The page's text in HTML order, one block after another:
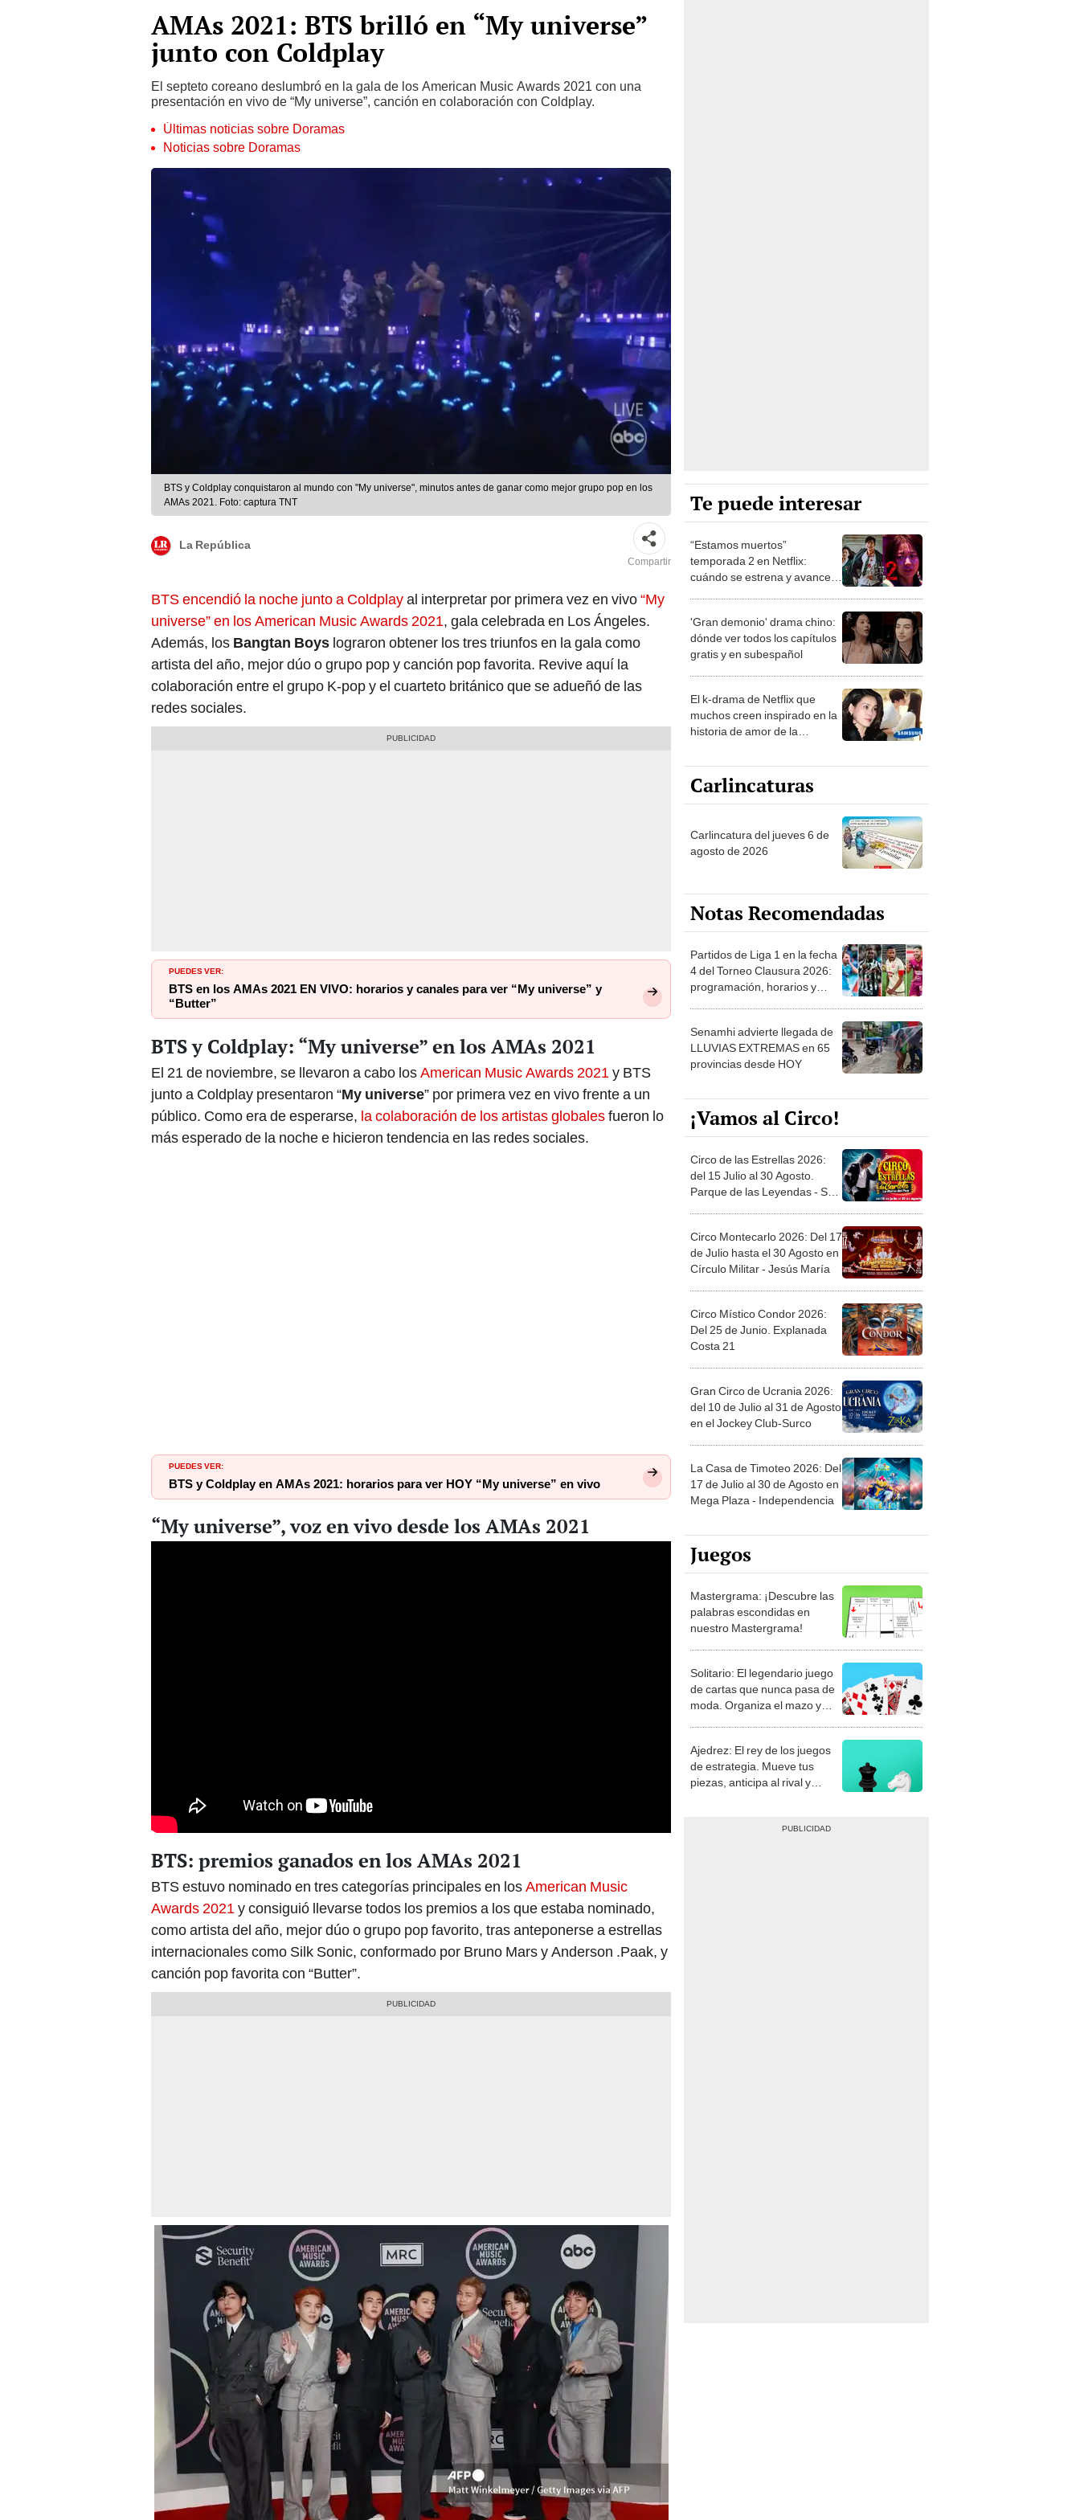
AMAs 2021: BTS brilló en “My universe”
junto con Coldplay
El septeto coreano deslumbró en la gala de los American Music Awards 2021 con una
presentación en vivo de “My universe”, canción en colaboración con Coldplay.
Últimas noticias sobre Doramas
Noticias sobre Doramas
BTS y Coldplay conquistaron al mundo con "My universe", minutos antes de ganar como mejor grupo pop en los
AMAs 2021. Foto: captura TNT
La República
Compartir
BTS encendió la noche junto a Coldplayal interpretar por primera vez en vivo“My
universe” en los American Music Awards 2021, gala celebrada en Los Ángeles.
Además, los Bangtan Boys lograron obtener los tres triunfos en la gala como
artista del año, mejor dúo o grupo pop y canción pop favorita. Revive aquí la
colaboración entre el grupo K-pop y el cuarteto británico que se adueñó de las
redes sociales.
PUEDES VER:
BTS en los AMAs 2021 EN VIVO: horarios y canales para ver “My universe” y
“Butter”
BTS y Coldplay: “My universe” en los AMAs 2021
El 21 de noviembre, se llevaron a cabo losAmerican Music Awards 2021y BTS
junto a Coldplay presentaron “My universe” por primera vez en vivo frente a un
público. Como era de esperarse, la colaboración de los artistas globalesfueron lo
más esperado de la noche e hicieron tendencia en las redes sociales.
PUEDES VER:
BTS y Coldplay en AMAs 2021: horarios para ver HOY “My universe” en vivo
“My universe”, voz en vivo desde los AMAs 2021
BTS: premios ganados en los AMAs 2021
BTS estuvo nominado en tres categorías principales en losAmerican Music
Awards 2021 y consiguió llevarse todos los premios a los que estaba nominado,
como artista del año, mejor dúo o grupo pop favorito, tras anteponerse a estrellas
internacionales como Silk Sonic, conformado por Bruno Mars y Anderson .Paak, y
canción pop favorita con “Butter”.
Te puede interesar
“Estamos muertos”
temporada 2 en Netflix:
cuándo se estrena y avances
'Gran demonio' drama chino:
dónde ver todos los capítulos
gratis y en subespañol
El k-drama de Netflix que
muchos creen inspirado en la
historia de amor de la
Carlincaturas
Carlincatura del jueves 6 de
agosto de 2026
Notas Recomendadas
Partidos de Liga 1 en la fecha
4 del Torneo Clausura 2026:
programación, horarios y
Senamhi advierte llegada de
LLUVIAS EXTREMAS en 65
provincias desde HOY
¡Vamos al Circo!
Circo de las Estrellas 2026:
del 15 Julio al 30 Agosto.
Parque de las Leyendas - San
Circo Montecarlo 2026: Del 17
de Julio hasta el 30 Agosto en
Círculo Militar - Jesús María
Circo Místico Condor 2026:
Del 25 de Junio. Explanada
Costa 21
Gran Circo de Ucrania 2026:
del 10 de Julio al 31 de Agosto
en el Jockey Club-Surco
La Casa de Timoteo 2026: Del
17 de Julio al 30 de Agosto en
Mega Plaza - Independencia
Juegos
Mastergrama: ¡Descubre las
palabras escondidas en
nuestro Mastergrama!
Solitario: El legendario juego
de cartas que nunca pasa de
moda. Organiza el mazo y
Ajedrez: El rey de los juegos
de estrategia. Mueve tus
piezas, anticipa al rival y